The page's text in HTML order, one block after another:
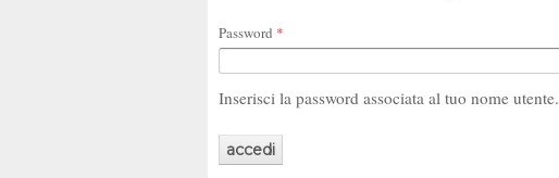
Password *
Inserisci la password associata al tuo nome utente.